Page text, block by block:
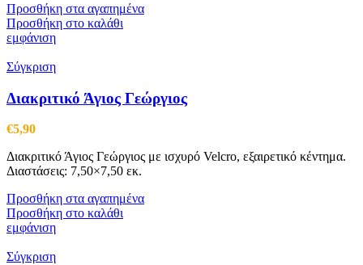
Προσθήκη στα αγαπημένα
Προσθήκη στο καλάθι
εμφάνιση
Σύγκριση
Διακριτικό Άγιος Γεώργιος
€5,90
Διακριτικό Άγιος Γεώργιος με ισχυρό Velcro, εξαιρετικό κέντημα.
Διαστάσεις: 7,50×7,50 εκ.
Προσθήκη στα αγαπημένα
Προσθήκη στο καλάθι
εμφάνιση
Σύγκριση